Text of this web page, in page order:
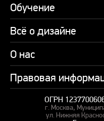
Обучение
Курсы
Пакетные предложения
Профессии
Подарочные
Корпоративное
Курсы для сотрудников
Всё о дизайне
Учебник по презентациям
Банк слайдов
Вебинары
О нас
Об академии
СМИ о нас
Правовая
Карта сайта
Оферта и лицензия
ОГРН
г. Москва,
ул. Нижняя